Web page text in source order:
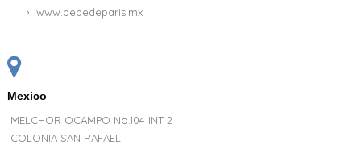
www.bebedeparis.mx
Mexico
MELCHOR OCAMPO No.104 INT 2
COLONIA SAN RAFAEL